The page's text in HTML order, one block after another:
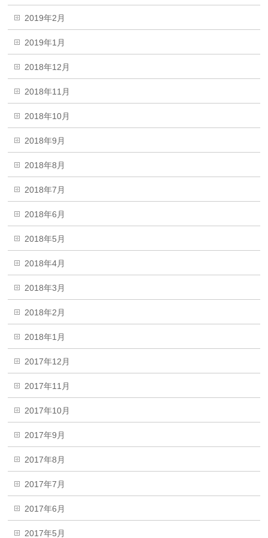
2019年2月
2019年1月
2018年12月
2018年11月
2018年10月
2018年9月
2018年8月
2018年7月
2018年6月
2018年5月
2018年4月
2018年3月
2018年2月
2018年1月
2017年12月
2017年11月
2017年10月
2017年9月
2017年8月
2017年7月
2017年6月
2017年5月